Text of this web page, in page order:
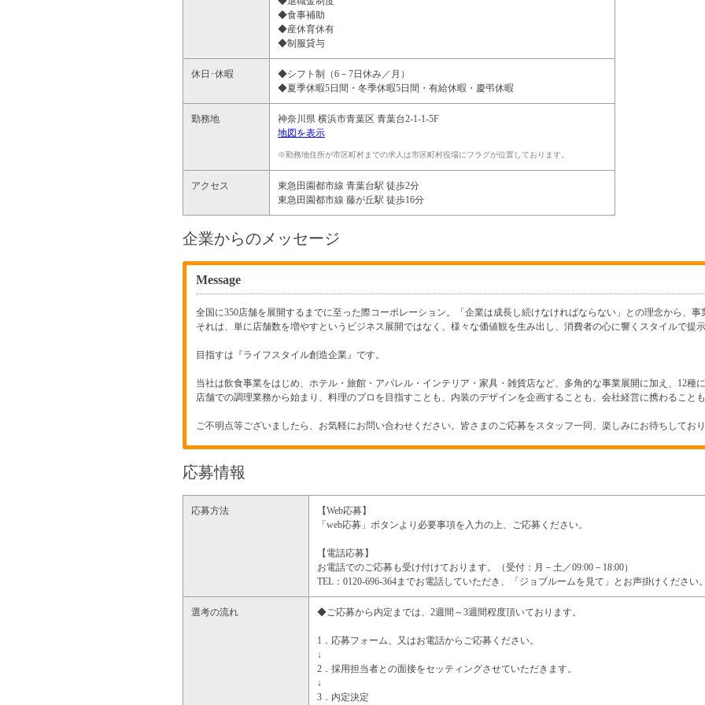
◆食事補助
◆産休育休有
◆制服貸与
休日･休暇
◆シフト制（6－7日休み／月）
◆夏季休暇5日間・冬季休暇5日間・有給休暇・慶弔休暇
勤務地 神奈川県 横浜市青葉区 青葉台2-1-1-5F
地図を表示
※勤務地住所が市区町村までの求人は市区町村役場にフラグが位置しております。
アクセス
東急田園都市線 青葉台駅 徒歩2分
東急田園都市線 藤が丘駅 徒歩16分
企業からのメッセージ
Message
全国に350店舗を展開するまでに至った際コーポレーション。「企業は成長し続けなければならない」との理念から、事
それは、単に店舗数を増やすというビジネス展開ではなく、様々な価値観を生み出し、消費者の心に響くスタイルで提
目指すは『ライフスタイル創造企業』です。
当社は飲食事業をはじめ、ホテル・旅館・アパレル・インテリア・家具・雑貨店など、多角的な事業展開に加え、12種
店舗での調理業務から始まり、料理のプロを目指すことも、内装のデザインを企画することも、会社経営に携わることも
ご不明点等ございましたら、お気軽にお問い合わせください。皆さまのご応募をスタッフ一同、楽しみにお待ちしており
応募情報
応募方法
【Web応募】
「web応募」ボタンより必要事項を入力の上、ご応募ください。
【電話応募】
お電話でのご応募も受け付けております。（受付：月－土／09:00－18:00）
TEL：0120-696-364までお電話していただき、「ジョブルームを見て」とお声掛けください。
選考の流れ ◆ご応募から内定までは、2週間～3週間程度頂いております。
1．応募フォーム、又はお電話からご応募ください。
↓
2．採用担当者との面接をセッティングさせていただきます。
↓
3．内定決定